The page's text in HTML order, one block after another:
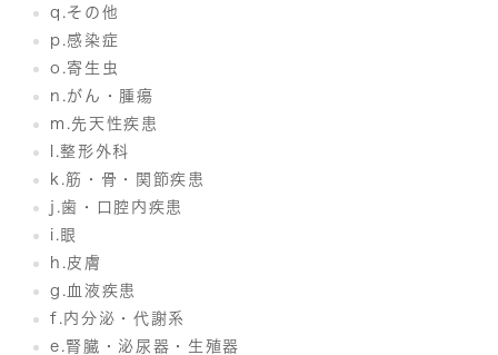
q.その他
p.感染症
o.寄生虫
n.がん・腫瘍
m.先天性疾患
l.整形外科
k.筋・骨・関節疾患
j.歯・口腔内疾患
i.眼
h.皮膚
g.血液疾患
f.内分泌・代謝系
e.腎臓・泌尿器・生殖器